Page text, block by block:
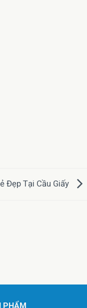
Đẹp Tại Cầu Giấy
PHẨM